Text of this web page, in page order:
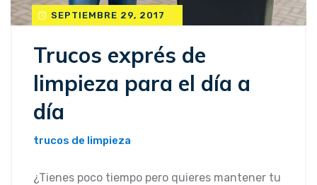
SEPTIEMBRE 29, 2017
Trucos exprés de
limpieza para el día a
día
trucos de limpieza
¿Tienes poco tiempo pero quieres mantener tu